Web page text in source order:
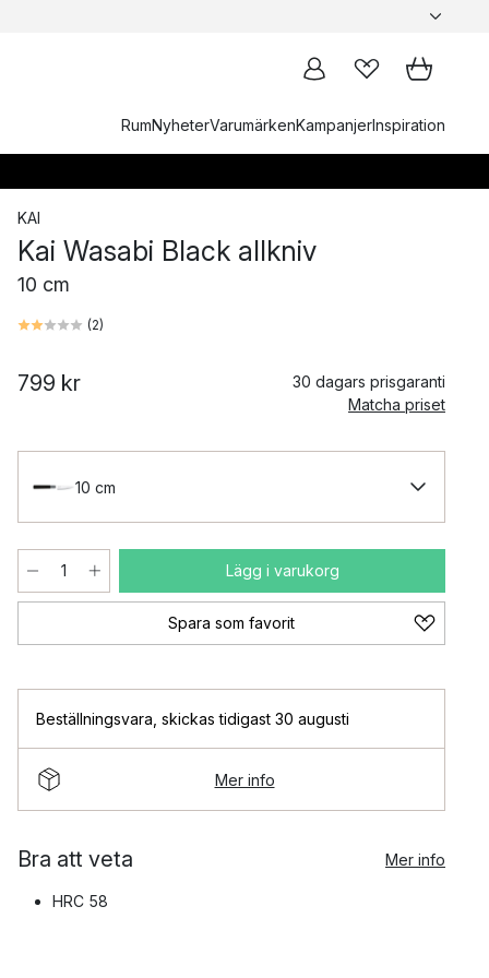
RumNyheterVarumärkenKampanjerInspiration
KAI
Kai Wasabi Black allkniv
10 cm
(2)
799 kr
30 dagars prisgaranti
Matcha priset
10 cm
Lägg i varukorg
Spara som favorit
Beställningsvara skickas tidigast 30 augusti
Mer info
Bra att veta Mer info
HRC 58